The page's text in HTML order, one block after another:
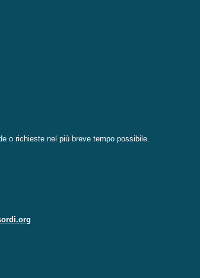
o richieste nel più breve tempo possibile.